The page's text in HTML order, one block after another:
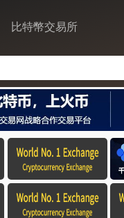
比特幣交易所